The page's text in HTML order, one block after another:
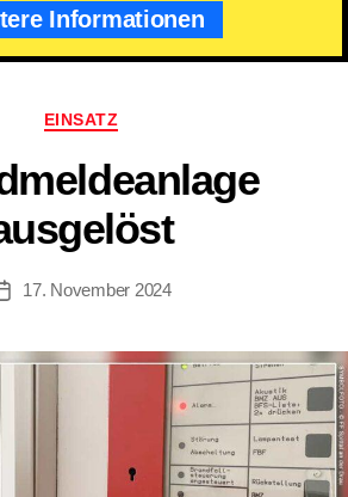
Informationen
Kategorien
EINSATZ
Beitragsdatum
17. November 2024